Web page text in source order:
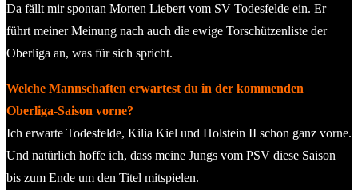
Da fällt mir spontan Morten Liebert vom SV Todesfelde ein. Er
führt meiner Meinung nach auch die ewige Torschützenliste der
Oberliga an, was für sich spricht.
Welche Mannschaften erwartest du in der kommenden
Oberliga-Saison vorne?
Ich erwarte Todesfelde, Kilia Kiel und Holstein II schon ganz vorne.
Und natürlich hoffe ich, dass meine Jungs vom PSV diese Saison
bis zum Ende um den Titel mitspielen.